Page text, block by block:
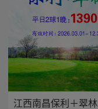
江西南昌保利＋翠林